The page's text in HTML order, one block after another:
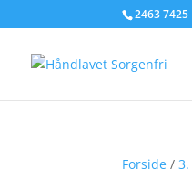
2463 7425
Forside /